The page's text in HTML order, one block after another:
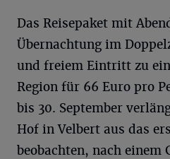
Das Reisepaket mit
Übernachtung im
und freiem Eintritt zu
Region für 66 Euro pro
bis 30. September
Hof in Velbert aus das
beobachten, nach einem